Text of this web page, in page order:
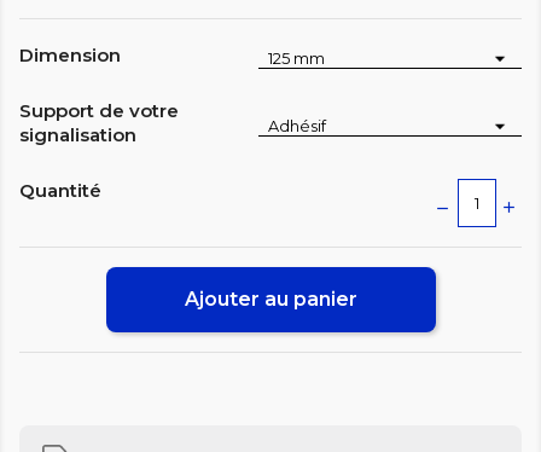
Dimension
Support de votre
signalisation
Quantité
Ajouter au panier